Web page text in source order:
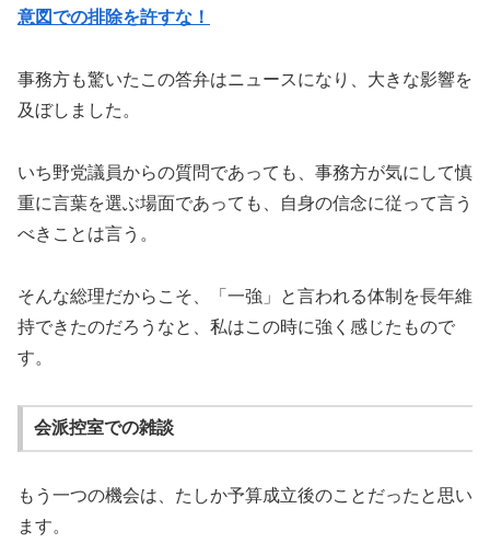
意図での排除を許すな！
事務方も驚いたこの答弁はニュースになり、大きな影響を
及ぼしました。
いち野党議員からの質問であっても、事務方が気にして慎
重に言葉を選ぶ場面であっても、自身の信念に従って言う
べきことは言う。
そんな総理だからこそ、「一強」と言われる体制を長年維
持できたのだろうなと、私はこの時に強く感じたもので
す。
会派控室での雑談
もう一つの機会は、たしか予算成立後のことだったと思い
ます。